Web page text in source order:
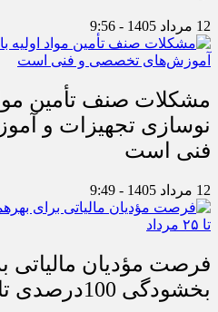
12 مرداد 1405 - 9:56
مشکلات صنف تأمین
نوسازی تجهیزات و
فنی است
12 مرداد 1405 - 9:49
بخشودگی 100درصدی تا ۲۵ مرداد